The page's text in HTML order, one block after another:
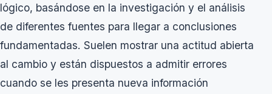
lógico, basándose en la investigación y el análisis
de diferentes fuentes para llegar a conclusiones
fundamentadas. Suelen mostrar una actitud abierta
al cambio y están dispuestos a admitir errores
cuando se les presenta nueva información